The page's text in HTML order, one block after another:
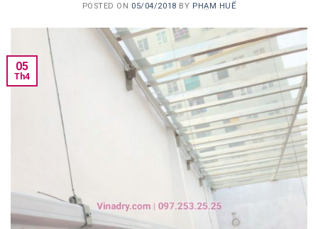
POSTED ON 05/04/2018 BY PHẠM HUẾ
05
Th4